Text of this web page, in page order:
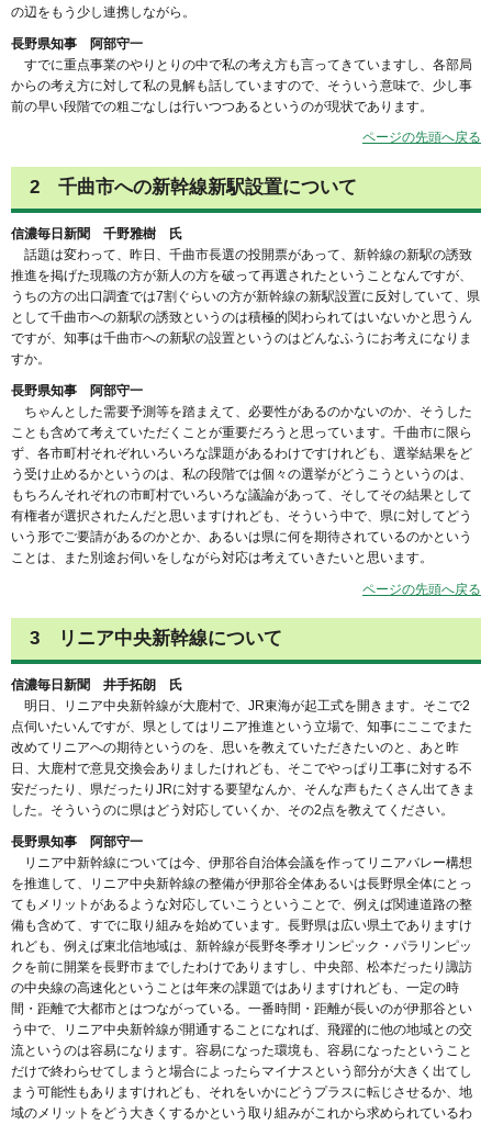
の辺をもう少し連携しながら。
長野県知事 阿部守一
すでに重点事業のやりとりの中で私の考え方も言ってきていますし、各部局
からの考え方に対して私の見解も話していますので、そういう意味で、少し事
前の早い段階での粗ごなしは行いつつあるというのが現状であります。
ページの先頭へ戻る
2 千曲市への新幹線新駅設置について
信濃毎日新聞 千野雅樹 氏
話題は変わって、昨日、千曲市長選の投開票があって、新幹線の新駅の誘致
推進を掲げた現職の方が新人の方を破って再選されたということなんですが、
うちの方の出口調査では7割ぐらいの方が新幹線の新駅設置に反対していて、県
として千曲市への新駅の誘致というのは積極的関わられてはいないかと思うん
ですが、知事は千曲市への新駅の設置というのはどんなふうにお考えになりま
すか。
長野県知事 阿部守一
ちゃんとした需要予測等を踏まえて、必要性があるのかないのか、そうした
ことも含めて考えていただくことが重要だろうと思っています。千曲市に限ら
ず、各市町村それぞれいろいろな課題があるわけですけれども、選挙結果をど
う受け止めるかというのは、私の段階では個々の選挙がどうこうというのは、
もちろんそれぞれの市町村でいろいろな議論があって、そしてその結果として
有権者が選択されたんだと思いますけれども、そういう中で、県に対してどう
いう形でご要請があるのかとか、あるいは県に何を期待されているのかという
ことは、また別途お伺いをしながら対応は考えていきたいと思います。
ページの先頭へ戻る
3 リニア中央新幹線について
信濃毎日新聞 井手拓朗 氏
明日、リニア中央新幹線が大鹿村で、JR東海が起工式を開きます。そこで2
点伺いたいんですが、県としてはリニア推進という立場で、知事にここでまた
改めてリニアへの期待というのを、思いを教えていただきたいのと、あと昨
日、大鹿村で意見交換会ありましたけれども、そこでやっぱり工事に対する不
安だったり、県だったりJRに対する要望なんか、そんな声もたくさん出てきま
した。そういうのに県はどう対応していくか、その2点を教えてください。
長野県知事 阿部守一
リニア中新幹線については今、伊那谷自治体会議を作ってリニアバレー構想
を推進して、リニア中央新幹線の整備が伊那谷全体あるいは長野県全体にとっ
てもメリットがあるような対応していこうということで、例えば関連道路の整
備も含めて、すでに取り組みを始めています。長野県は広い県土でありますけ
れども、例えば東北信地域は、新幹線が長野冬季オリンピック・パラリンピッ
クを前に開業を長野市までしたわけでありますし、中央部、松本だったり諏訪
の中央線の高速化ということは年来の課題ではありますけれども、一定の時
間・距離で大都市とはつながっている。一番時間・距離が長いのが伊那谷とい
う中で、リニア中央新幹線が開通することになれば、飛躍的に他の地域との交
流というのは容易になります。容易になった環境も、容易になったということ
だけで終わらせてしまうと場合によったらマイナスという部分が大きく出てし
まう可能性もありますけれども、それをいかにどうプラスに転じさせるか、地
域のメリットをどう大きくするかという取り組みがこれから求められているわ